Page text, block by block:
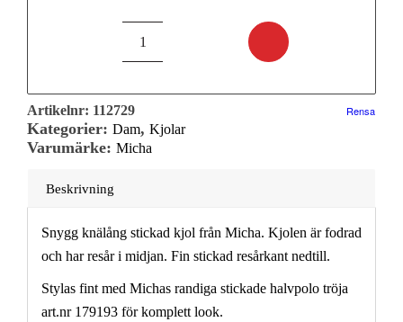
Rensa
Artikelnr: 112729
Kategorier: Dam, Kjolar
Varumärke: Micha
Beskrivning
Snygg knälång stickad kjol från Micha. Kjolen är fodrad
och har resår i midjan. Fin stickad resårkant nedtill.
Stylas fint med Michas randiga stickade halvpolo tröja
art.nr 179193 för komplett look.